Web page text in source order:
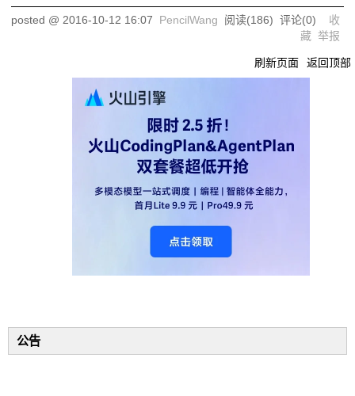
posted @ 2016-10-12 16:07 PencilWang 阅读(186) 评论(0) 收
藏 举报
刷新页面 返回顶部
公告